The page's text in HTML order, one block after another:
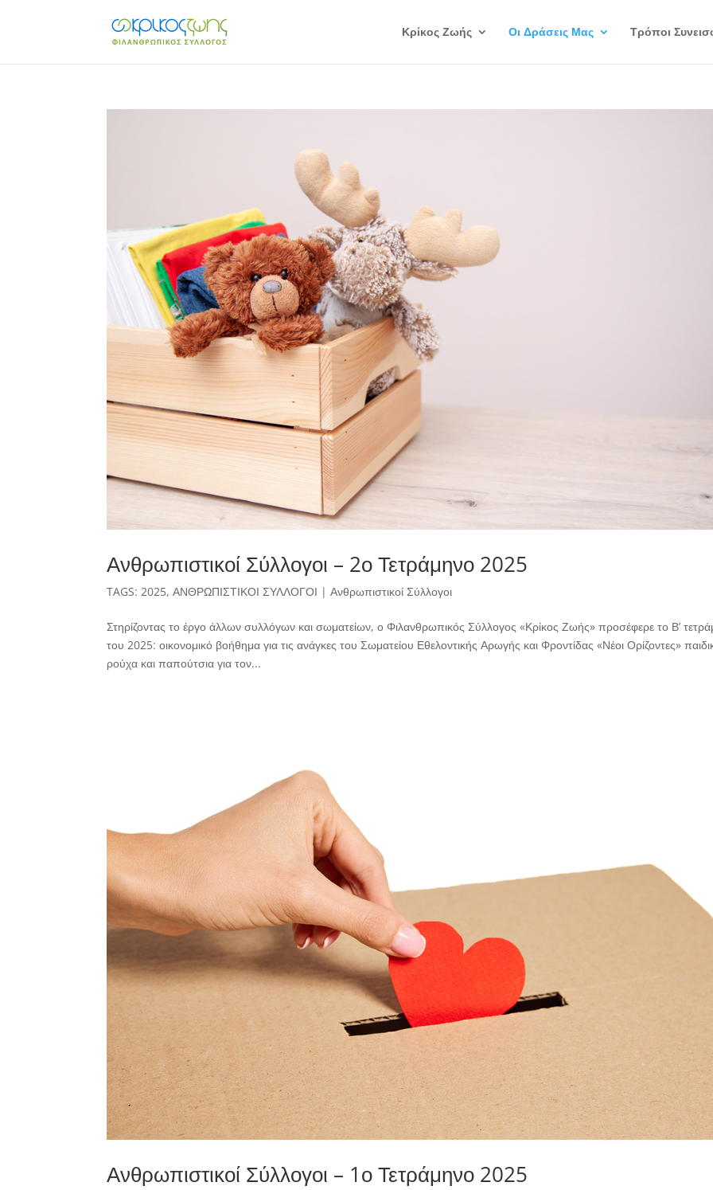
Κρίκος Ζωής Οι Δράσεις Μας Τρόποι
Ανθρωπιστικοί Σύλλογοι – 2ο Τετράμηνο 2025
TAGS: 2025,ΑΝΘΡΩΠΙΣΤΙΚΟΙ ΣΥΛΛΟΓΟΙ |Ανθρωπιστικοί Σύλλογοι
Στηρίζοντας το έργο άλλων συλλόγων και σωματείων, ο Φιλανθρωπικός Σύλλογος «Κρίκος Ζωής» προσέφερε το Β’
του 2025: οικονομικό βοήθημα για τις ανάγκες του Σωματείου Εθελοντικής Αρωγής και Φροντίδας «Νέοι Ορίζοντες»
ρούχα και παπούτσια για τον...
Ανθρωπιστικοί Σύλλογοι – 1ο Τετράμηνο 2025